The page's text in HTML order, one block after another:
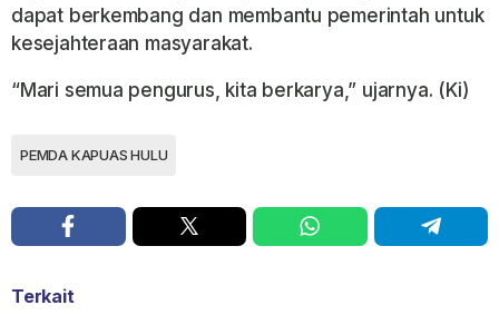
dapat berkembang dan membantu pemerintah untuk
kesejahteraan masyarakat.
“Mari semua pengurus, kita berkarya,” ujarnya. (Ki)
PEMDA KAPUAS HULU
Terkait